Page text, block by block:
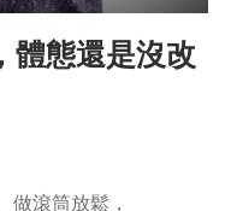
體態還是沒改
做滾筒放鬆，